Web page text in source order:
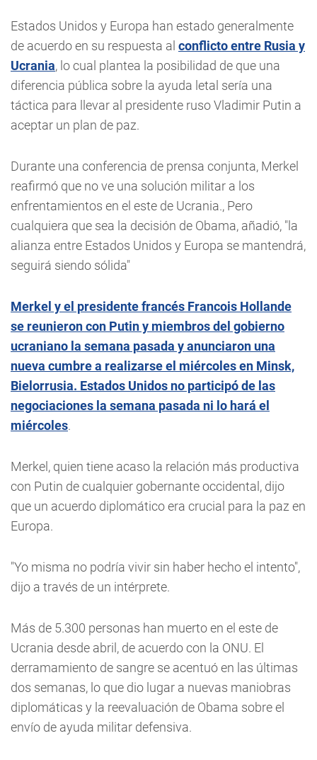
Estados Unidos y Europa han estado generalmente
de acuerdo en su respuesta al conflicto entre Rusia y
Ucrania, lo cual plantea la posibilidad de que una
diferencia pública sobre la ayuda letal sería una
táctica para llevar al presidente ruso Vladimir Putin a
aceptar un plan de paz.
Durante una conferencia de prensa conjunta, Merkel
reafirmó que no ve una solución militar a los
enfrentamientos en el este de Ucrania., Pero
cualquiera que sea la decisión de Obama, añadió, "la
alianza entre Estados Unidos y Europa se mantendrá,
seguirá siendo sólida"
Merkel y el presidente francés Francois Hollande
se reunieron con Putin y miembros del gobierno
ucraniano la semana pasada y anunciaron una
nueva cumbre a realizarse el miércoles en Minsk,
Bielorrusia. Estados Unidos no participó de las
negociaciones la semana pasada ni lo hará el
miércoles.
Merkel, quien tiene acaso la relación más productiva
con Putin de cualquier gobernante occidental, dijo
que un acuerdo diplomático era crucial para la paz en
Europa.
"Yo misma no podría vivir sin haber hecho el intento",
dijo a través de un intérprete.
Más de 5.300 personas han muerto en el este de
Ucrania desde abril, de acuerdo con la ONU. El
derramamiento de sangre se acentuó en las últimas
dos semanas, lo que dio lugar a nuevas maniobras
diplomáticas y la reevaluación de Obama sobre el
envío de ayuda militar defensiva.